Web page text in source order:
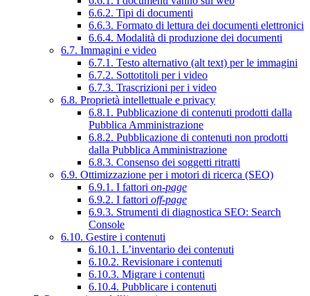
6.6.2. Tipi di documenti
6.6.3. Formato di lettura dei documenti elettronici
6.6.4. Modalità di produzione dei documenti
6.7. Immagini e video
6.7.1. Testo alternativo (alt text) per le immagini
6.7.2. Sottotitoli per i video
6.7.3. Trascrizioni per i video
6.8. Proprietà intellettuale e privacy
6.8.1. Pubblicazione di contenuti prodotti dalla
Pubblica Amministrazione
6.8.2. Pubblicazione di contenuti non prodotti
dalla Pubblica Amministrazione
6.8.3. Consenso dei soggetti ritratti
6.9. Ottimizzazione per i motori di ricerca (SEO)
6.9.1. I fattori on-page
6.9.2. I fattori off-page
6.9.3. Strumenti di diagnostica SEO: Search
Console
6.10. Gestire i contenuti
6.10.1. L’inventario dei contenuti
6.10.2. Revisionare i contenuti
6.10.3. Migrare i contenuti
6.10.4. Pubblicare i contenuti